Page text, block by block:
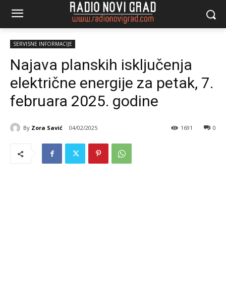
SERVISNE INFORMACIJE
Najava planskih isključenja
električne energije za petak, 7.
februara 2025. godine
By Zora Savić 04/02/2025 0
1691